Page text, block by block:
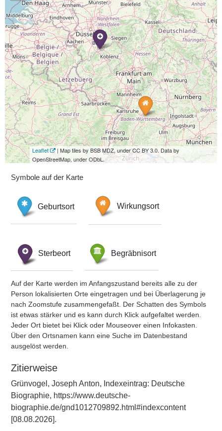
Leaflet
| Map tiles by BSB MDZ, under CC BY 3.0. Data by
OpenStreetMap, under ODbL.
Symbole auf der Karte
Geburtsort Wirkungsort
Sterbeort Begräbnisort
Auf der Karte werden im Anfangszustand bereits alle zu der
Person lokalisierten Orte eingetragen und bei Überlagerung je
nach Zoomstufe zusammengefaßt. Der Schatten des Symbols
ist etwas stärker und es kann durch Klick aufgefaltet werden.
Jeder Ort bietet bei Klick oder Mouseover einen Infokasten.
Über den Ortsnamen kann eine Suche im Datenbestand
ausgelöst werden.
Zitierweise
Grünvogel, Joseph Anton, Indexeintrag: Deutsche
Biographie, https://www.deutsche-
biographie.de/gnd1012709892.html#indexcontent
[08.08.2026].